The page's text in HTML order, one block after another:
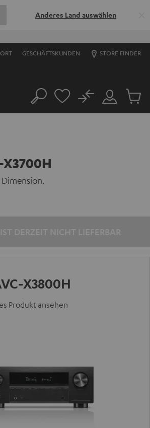
Anderes Land auswählen
GESCHÄFTSKUNDEN STORE FINDER
Suche
Mein
Konto
No
Artikel
X3800H
Produkt ansehen